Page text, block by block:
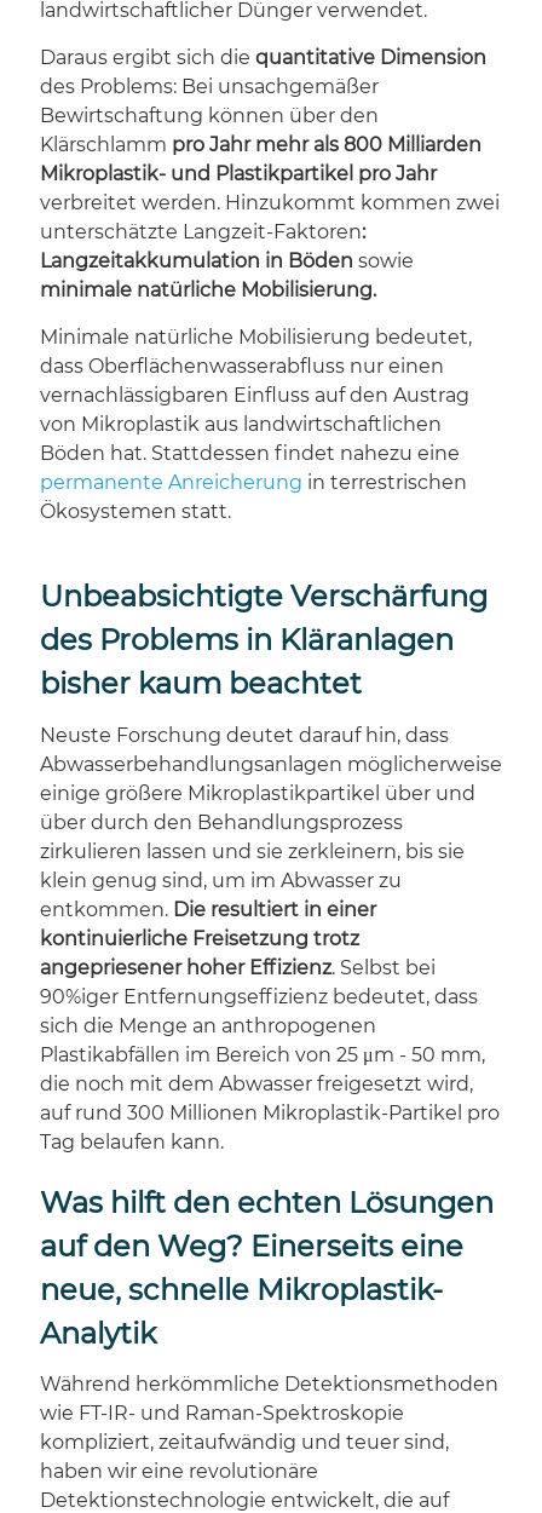
landwirtschaftlicher Dünger verwendet.
Daraus ergibt sich die quantitative Dimension
des Problems: Bei unsachgemäßer
Bewirtschaftung können über den
Klärschlamm pro Jahr mehr als 800 Milliarden
Mikroplastik- und Plastikpartikel pro Jahr
verbreitet werden. Hinzukommt kommen zwei
unterschätzte Langzeit-Faktoren:
Langzeitakkumulation in Böden sowie
minimale natürliche Mobilisierung.
Minimale natürliche Mobilisierung bedeutet,
dass Oberflächenwasserabfluss nur einen
vernachlässigbaren Einfluss auf den Austrag
von Mikroplastik aus landwirtschaftlichen
Böden hat. Stattdessen findet nahezu eine
permanente Anreicherung in terrestrischen
Ökosystemen statt.
Unbeabsichtigte Verschärfung
des Problems in Kläranlagen
bisher kaum beachtet
Neuste Forschung deutet darauf hin, dass
Abwasserbehandlungsanlagen möglicherweise
einige größere Mikroplastikpartikel über und
über durch den Behandlungsprozess
zirkulieren lassen und sie zerkleinern, bis sie
klein genug sind, um im Abwasser zu
entkommen. Die resultiert in einer
kontinuierliche Freisetzung trotz
angepriesener hoher Effizienz. Selbst bei
90%iger Entfernungseffizienz bedeutet, dass
sich die Menge an anthropogenen
Plastikabfällen im Bereich von 25 μm - 50 mm,
die noch mit dem Abwasser freigesetzt wird,
auf rund 300 Millionen Mikroplastik-Partikel pro
Tag belaufen kann.
Was hilft den echten Lösungen
auf den Weg? Einerseits eine
neue, schnelle Mikroplastik-
Analytik
Während herkömmliche Detektionsmethoden
wie FT-IR- und Raman-Spektroskopie
kompliziert, zeitaufwändig und teuer sind,
haben wir eine revolutionäre
Detektionstechnologie entwickelt, die auf